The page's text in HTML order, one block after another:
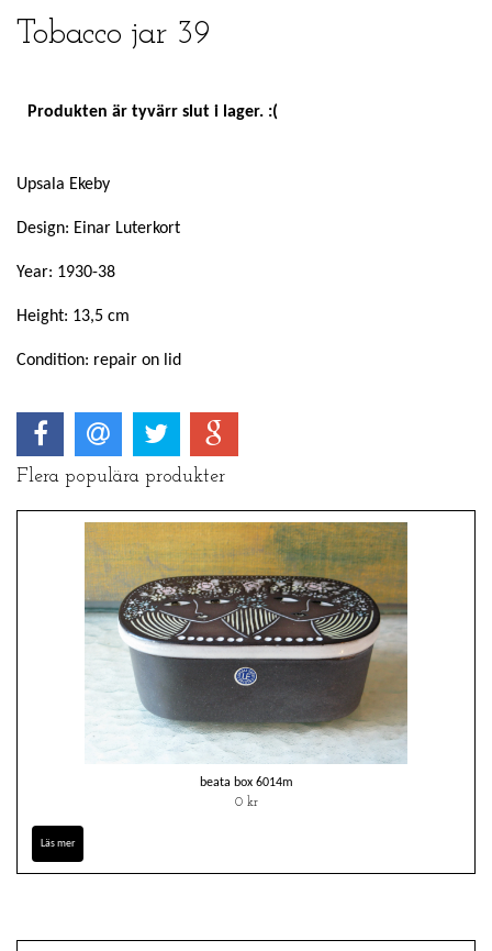
Tobacco jar 39
Produkten är tyvärr slut i lager. :(
Upsala Ekeby
Design: Einar Luterkort
Year: 1930-38
Height: 13,5 cm
Condition: repair on lid
Flera populära produkter
beata box 6014m
0 kr
Läs mer